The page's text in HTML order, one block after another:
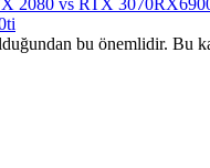
bu önemlidir. Bu